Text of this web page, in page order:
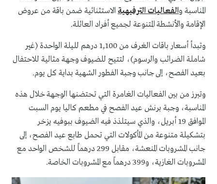
المناسبة والفعاليات الترفيهيةالاستثنائية ضمن باقة من عروض
الإقامة والأنشطة المتنوعة لجميع أفراد العائلة.
وتبدأ أسعار باقات الغرف من 1,100 درهم لليلة الواحدة (غير
شاملة الضرائب والرسوم)، لتتيح للضيوف وجهة مثالية للاحتفال
بعيد الفصح، إلى جانب وجبة الفطور الشهية بداية كل يوم.
وتبرز من بين الفعاليات الغامرة التي تحتضنها الوجهة خلال هذه
المناسبة، وجبة برنش عيد الفصح في مطعم كاليا يوم السبت
الموافق 19 أبريل، والذي سيتلذذ فيه الضيوف ببوفيه يزخر
بتشكيلة متنوعة من المأكولات التي تحمل طابع عيد الفصح، إلى
جانب المشروبات المنعشة، مقابل 299 درهماً للشخص الواحد مع
المشروبات الغازية، و399 درهماً مع المشروبات الخاصة.